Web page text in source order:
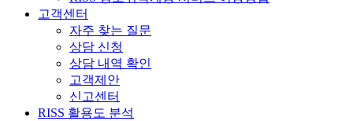
고객센터
자주 찾는 질문
상담 신청
상담 내역 확인
고객제안
신고센터
RISS 활용도 분석